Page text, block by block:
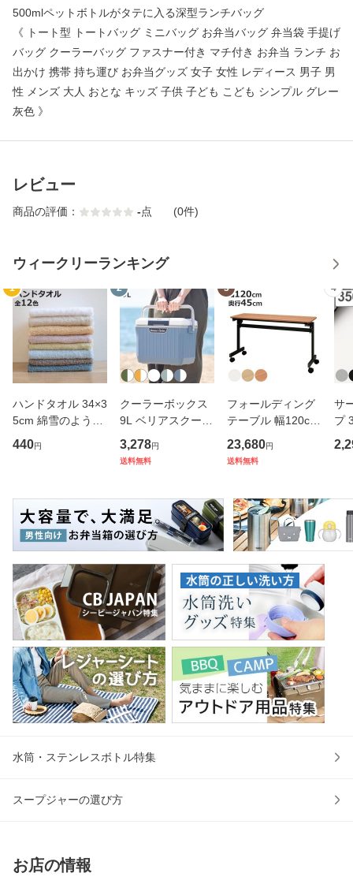
500mlペットボトルがタテに入る深型ランチバッグ
《 トート型 トートバッグ ミニバッグ お弁当バッグ 弁当袋 手提げ
バッグ クーラーバッグ ファスナー付き マチ付き お弁当 ランチ お
出かけ 携帯 持ち運び お弁当グッズ 女子 女性 レディース 男子 男
性 メンズ 大人 おとな キッズ 子供 子ども こども シンプル グレー
灰色 》
レビュー
商品の評価： -点 (0件)
ウィークリーランキング
1
ハンドタオル 34×3
5cm 綿雪のような
タオル ベルベット
カラー （ タオル
ンカチ 洗面タオル
綿 コッ
440円
2
クーラーボックス
9L ベリアスクーラ
ー ハードタイプ （
保冷 クーラーBOX
ックス 9リットル
キャン
3,278円
送料無料
3
フォールディング
テーブル 幅120cm
奥行き45cm キャ
スター付き 折りた
ッキング 会議机 ミ
ーティング
23,680円
送料無料
4
サ
プ
フ
ス
マ
保
水筒・ステンレスボトル特集
スープジャーの選び方
お店の情報